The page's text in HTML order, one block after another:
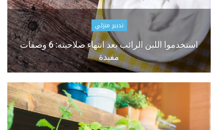
تدبير منزلي
استخدموا اللبن الرائب بعد انتهاء صلاحيته: 6 وصفات
مفيدة